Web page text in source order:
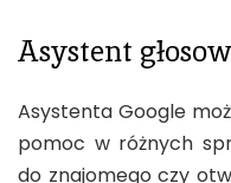
Asystent
Asystenta Google
pomoc w różnych
do znajomego czy